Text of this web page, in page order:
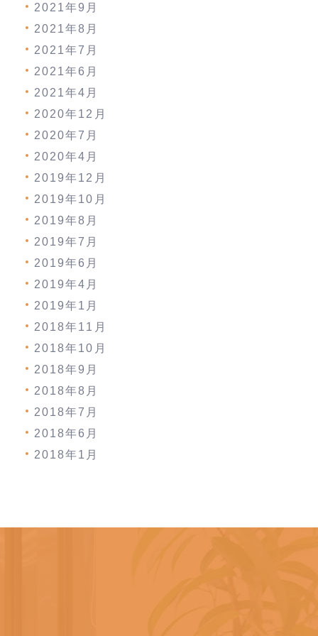
2021年9月
2021年8月
2021年7月
2021年6月
2021年4月
2020年12月
2020年7月
2020年4月
2019年12月
2019年10月
2019年8月
2019年7月
2019年6月
2019年4月
2019年1月
2018年11月
2018年10月
2018年9月
2018年8月
2018年7月
2018年6月
2018年1月